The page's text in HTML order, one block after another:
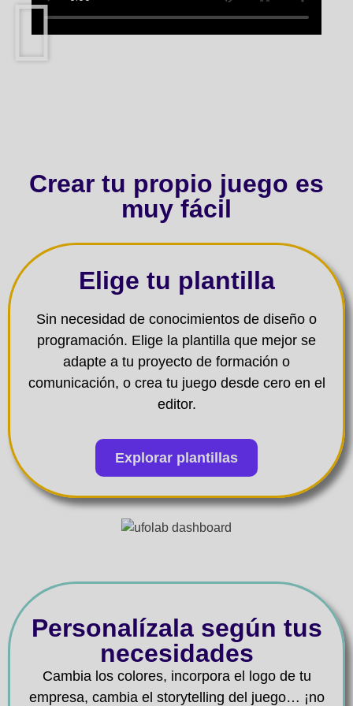
Crear tu propio juego es
muy fácil
Elige tu plantilla
Sin necesidad de conocimientos de diseño o
programación. Elige la plantilla que mejor se
adapte a tu proyecto de formación o
comunicación, o crea tu juego desde cero en el
editor.
Explorar plantillas
Personalízala según tus
necesidades
Cambia los colores, incorpora el logo de tu
empresa, cambia el storytelling del juego… ¡no